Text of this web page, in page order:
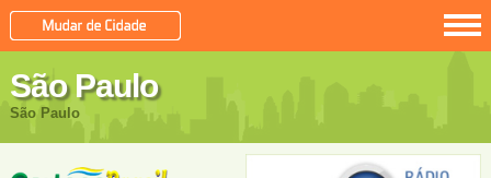
São Paulo
São Paulo